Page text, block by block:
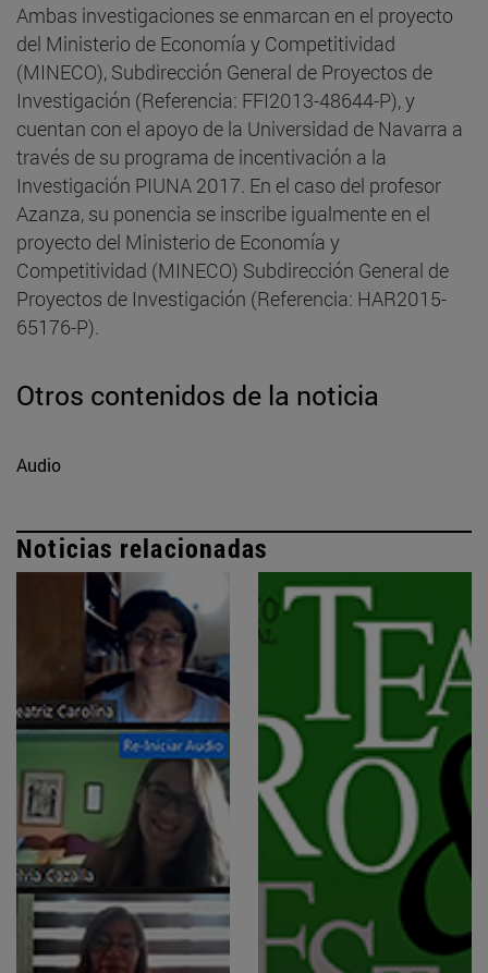
Ambas investigaciones se enmarcan en el proyecto
del Ministerio de Economía y Competitividad
(MINECO), Subdirección General de Proyectos de
Investigación (Referencia: FFI2013-48644-P), y
cuentan con el apoyo de la Universidad de Navarra a
través de su programa de incentivación a la
Investigación PIUNA 2017. En el caso del profesor
Azanza, su ponencia se inscribe igualmente en el
proyecto del Ministerio de Economía y
Competitividad (MINECO) Subdirección General de
Proyectos de Investigación (Referencia: HAR2015-
65176-P).
Otros contenidos de la noticia
Audio
Noticias relacionadas